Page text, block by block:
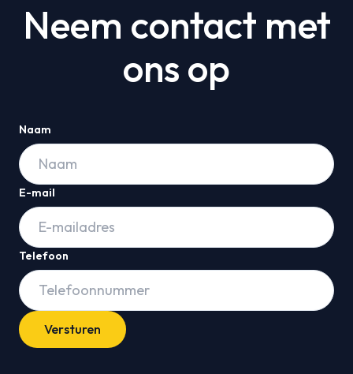
Neem contact met
ons op
Naam
E-mail
Telefoon
Versturen